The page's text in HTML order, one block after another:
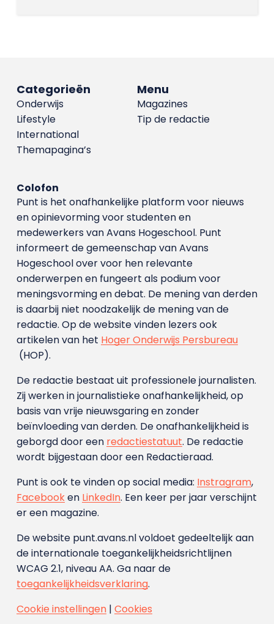
Menu
Magazines
Tip de redactie
Categorieën
Onderwijs
Lifestyle
International
Themapagina’s
Colofon
Punt is het onafhankelijke platform voor nieuws
en opinievorming voor studenten en
medewerkers van Avans Hoge­school. Punt
informeert de gemeenschap van Avans
Hogeschool over voor hen relevante
onderwerpen en fungeert als podium voor
meningsvorming en debat. De mening van derden
is daarbij niet noodzakelijk de mening van de
redactie. Op de website vinden lezers ook
artikelen van het Hoger Onderwijs Persbureau
(HOP).
De redactie bestaat uit professionele journalisten.
Zij werken in journalistieke onafhankelijkheid, op
basis van vrije nieuwsgaring en zonder
beïnvloeding van derden. De onafhankelijkheid is
geborgd door een redactiestatuut. De redactie
wordt bijgestaan door een Redactieraad.
Punt is ook te vinden op social media: Instragram,
Facebooken LinkedIn. Een keer per jaar verschijnt
er een magazine.
De website punt.avans.nl voldoet gedeeltelijk aan
de internationale toegankelijkheidsrichtlijnen
WCAG 2.1, niveau AA. Ga naar de
toegankelijkheidsverklaring.
Cookie instellingen| Cookies